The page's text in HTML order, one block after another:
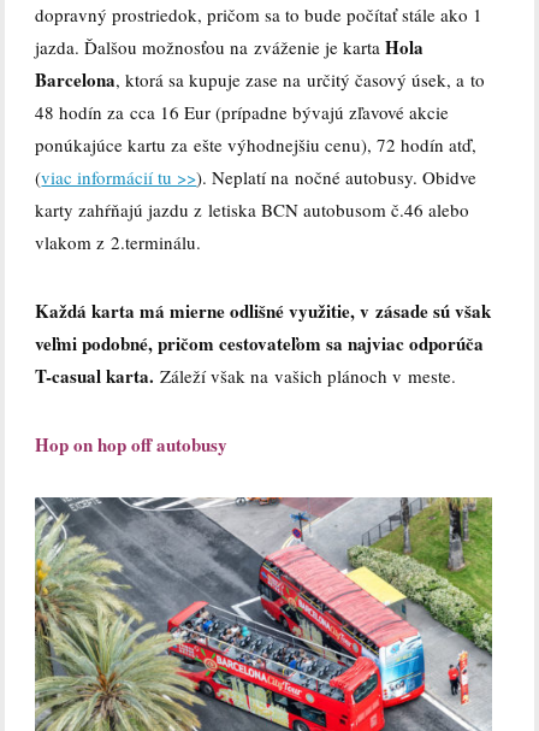
dopravný prostriedok, pričom sa to bude počítať stále ako 1
jazda. Ďalšou možnosťou na zváženie je kartaHola
Barcelona, ktorá sa kupuje zase na určitý časový úsek, a to
48 hodín za cca 16 Eur (prípadne bývajú zľavové akcie
ponúkajúce kartu za ešte výhodnejšiu cenu), 72 hodín atď,
(viac informácií tu >>). Neplatí na nočné autobusy. Obidve
karty zahŕňajú jazdu z letiska BCN autobusom č.46 alebo
vlakom z 2.terminálu.
Každá karta má mierne odlišné využitie, v zásade sú však
veľmi podobné, pričom cestovateľom sa najviac odporúča
T-casual karta.Záleží však na vašich plánoch v meste.
Hop on hop off autobusy